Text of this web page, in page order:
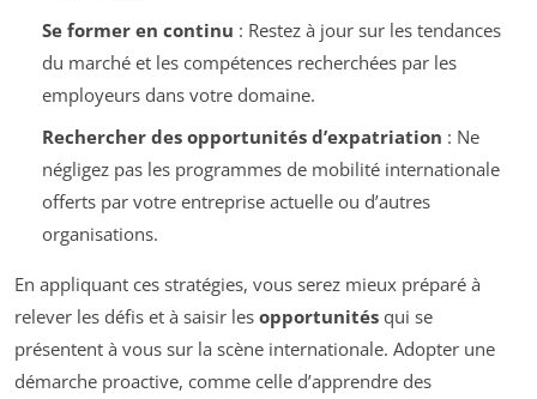
Se former en continu : Restez à jour sur les tendances
du marché et les compétences recherchées par les
employeurs dans votre domaine.
Rechercher des opportunités d’expatriation : Ne
négligez pas les programmes de mobilité internationale
offerts par votre entreprise actuelle ou d’autres
organisations.
En appliquant ces stratégies, vous serez mieux préparé à
relever les défis et à saisir les opportunités qui se
présentent à vous sur la scène internationale. Adopter une
démarche proactive, comme celle d’apprendre des